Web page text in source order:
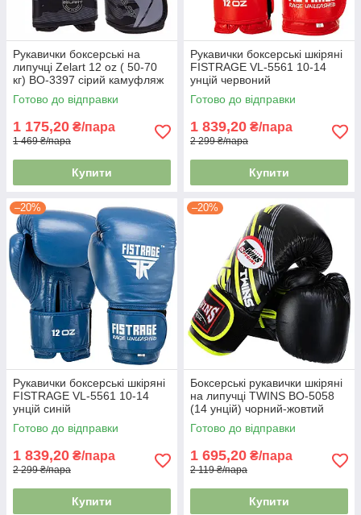
Рукавички боксерські на
липучці Zelart 12 oz ( 50-70
кг) BO-3397 сірий камуфляж
Готово до відправки
1 175,20 ₴/пара
1 469 ₴/пара
Купити
Рукавички боксерські шкіряні
FISTRAGE VL-5561 10-14
унцій червоний
Готово до відправки
1 839,20 ₴/пара
2 299 ₴/пара
Купити
–20%
Рукавички боксерські шкіряні
FISTRAGE VL-5561 10-14
унцій синій
Готово до відправки
1 839,20 ₴/пара
2 299 ₴/пара
Купити
–20%
Боксерські рукавички шкіряні
на липучці TWINS BO-5058
(14 унцій) чорний-жовтий
Готово до відправки
1 695,20 ₴/пара
2 119 ₴/пара
Купити